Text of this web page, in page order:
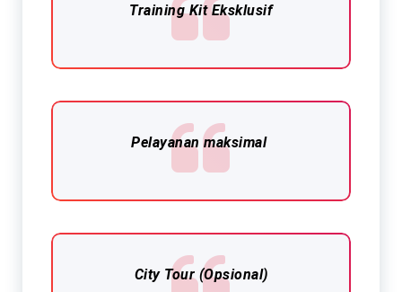
Training Kit Eksklusif​
Pelayanan maksimal
City Tour (Opsional)